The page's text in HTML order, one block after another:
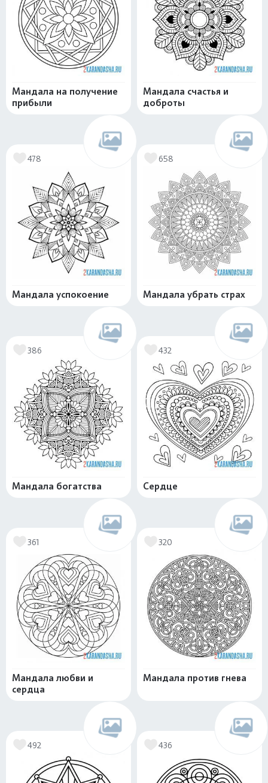
Мандала на получение
прибыли
Мандала счастья и
доброты
478
Мандала успокоение
658
Мандала убрать страх
386
Мандала богатства
432
Сердце
361
Мандала любви и
сердца
320
Мандала против гнева
492 436